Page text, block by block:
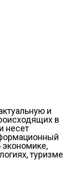
и
в
несет
экономике,
туризме